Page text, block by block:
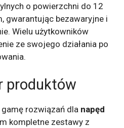
o powierzchni do 12
gwarantując bezawaryjne i
Wielu użytkowników
ze swojego działania po
produktów
rozwiązań dla napęd
kompletne zestawy z